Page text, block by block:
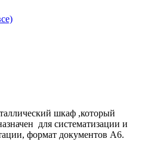
шкаф ,который
для систематизации и
формат документов А6.